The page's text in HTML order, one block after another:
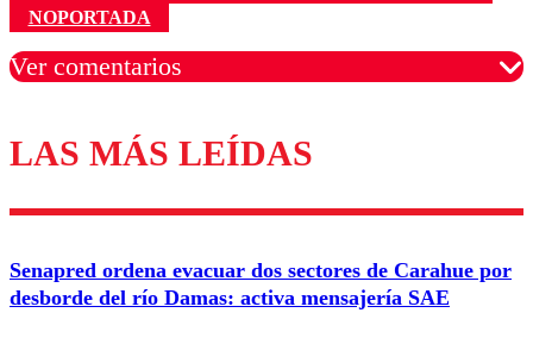
NOPORTADA
Ver comentarios
Los comentarios son moderados para garantizar un
diálogo respetuoso.
Correo
LAS MÁS LEÍDAS
Senapred ordena evacuar dos sectores de Carahue por
desborde del río Damas: activa mensajería SAE